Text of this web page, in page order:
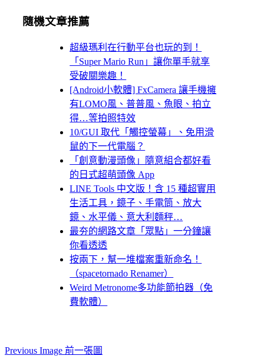
隨機文章推薦
超級瑪利在行動平台也玩的到！
「Super Mario Run」讓你單手就享
受破關樂趣！
[Android小軟體] FxCamera 讓手機擁
有LOMO風、普普風、魚眼、拍立
得…等拍照特效
10/GUI 取代「觸控螢幕」、免用滑
鼠的下一代電腦？
「創意動漫頭像」隨意組合都好看
的日式超萌頭像 App
LINE Tools 中文版！含 15 種超實用
生活工具，鏡子、手電筒、放大
鏡、水平儀、意大利麵秤…
最夯的網路文章「眾點」一分鐘讓
你看透透
按兩下，幫一堆檔案重新命名！
（spacetornado Renamer）
Weird Metronome多功能節拍器（免
費軟體）
Previous Image 前一張圖